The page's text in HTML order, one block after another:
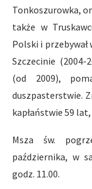
Tonkoszurowka,
także w
Polski i przebywał
Szczecinie (2004-
(od 2009),
duszpasterstwie.
kapłaństwie 59
Msza św.
października, w
godz. 11.00.